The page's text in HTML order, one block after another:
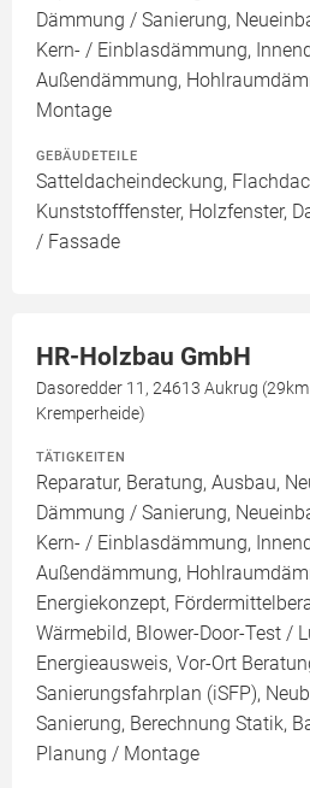
Dämmung / Sanierung,
Kern- / Einblasdämmung,
Außendämmung,
Montage
GEBÄUDETEILE
Satteldacheindeckung,
Kunststofffenster, Holzfenster,
/ Fassade
HR-Holzbau GmbH
Dasoredder 11, 24613 Aukrug
Kremperheide)
TÄTIGKEITEN
Reparatur, Beratung, Ausbau,
Dämmung / Sanierung,
Kern- / Einblasdämmung,
Außendämmung,
Energiekonzept,
Wärmebild, Blower-Door-Test /
Energieausweis, Vor-Ort
Sanierungsfahrplan (iSFP),
Sanierung, Berechnung Statik,
Planung / Montage